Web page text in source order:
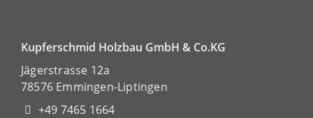
Kupferschmid Holzbau GmbH & Co.KG
Jägerstrasse 12a
78576 Emmingen-Liptingen
+49 7465 1664